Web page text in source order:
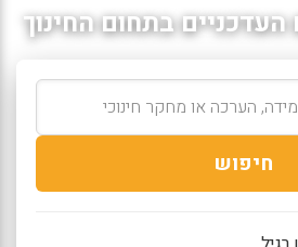
בתחום החינוך
חיפוש